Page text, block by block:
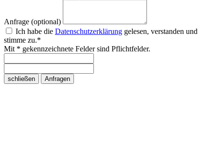
Anfrage (optional)
Ich habe die Datenschutzerklärung gelesen, verstanden und
stimme zu.*
Mit * gekennzeichnete Felder sind Pflichtfelder.
schließen Anfragen